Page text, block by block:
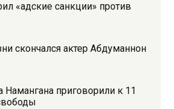
«адские санкции» против
скончался актер Абдуманнон
приговорили к 11